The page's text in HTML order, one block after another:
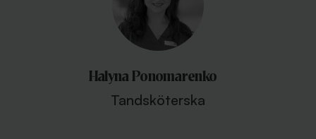
Halyna Ponomarenko
Tandsköterska